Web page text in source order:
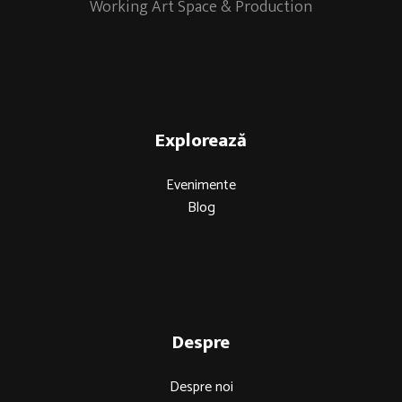
Working Art Space & Production
Explorează
Evenimente
Blog
Despre
Despre noi